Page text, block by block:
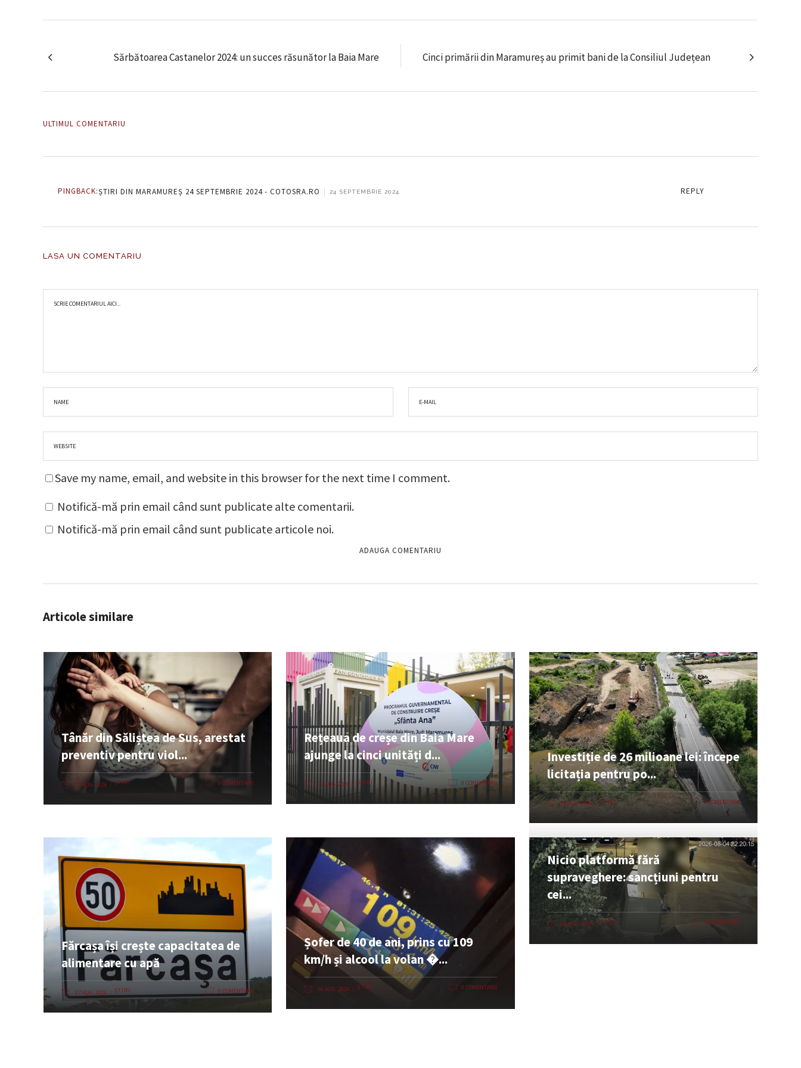
Sărbătoarea Castanelor 2024: un succes răsunător la Baia Mare Cinci primării din Maramureș au primit bani de la Consiliul Județean
ULTIMUL COMENTARIU
PINGBACK:ȘTIRI DIN MARAMUREȘ 24 SEPTEMBRIE 2024 - COTOSRA.RO | 24 SEPTEMBRIE 2024 REPLY
LASA UN COMENTARIU
Save my name, email, and website in this browser for the next time I comment.
Notifică-mă prin email când sunt publicate alte comentarii.
Notifică-mă prin email când sunt publicate articole noi.
Articole similare
Tânăr din Săliștea de Sus, arestat
preventiv pentru viol...
07 AUG. 2026 ȘTIRI 0 COMENTARII
Rețeaua de creșe din Baia Mare
ajunge la cinci unități d...
07 AUG. 2026 ȘTIRI 0 COMENTARII
Investiție de 26 milioane lei: începe
licitația pentru po...
07 AUG. 2026 ȘTIRI 0 COMENTARII
Fărcașa își crește capacitatea de
alimentare cu apă
07 AUG. 2026 ȘTIRI 0 COMENTARII
Șofer de 40 de ani, prins cu 109
km/h și alcool la volan �...
06 AUG. 2026 ȘTIRI 0 COMENTARII
Nicio platformă fără
supraveghere: sancțiuni pentru
cei...
06 AUG. 2026 ȘTIRI 0 COMENTARII